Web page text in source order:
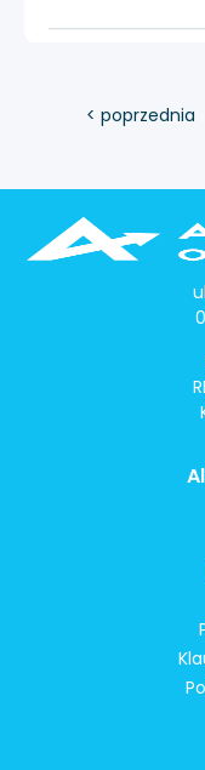
< poprzednia